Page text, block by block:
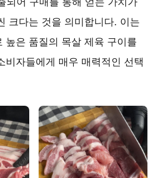
크다는 것을 의미합니다. 이는
높은 품질의 목살 제육 구이를
비자들에게 매우 매력적인 선택